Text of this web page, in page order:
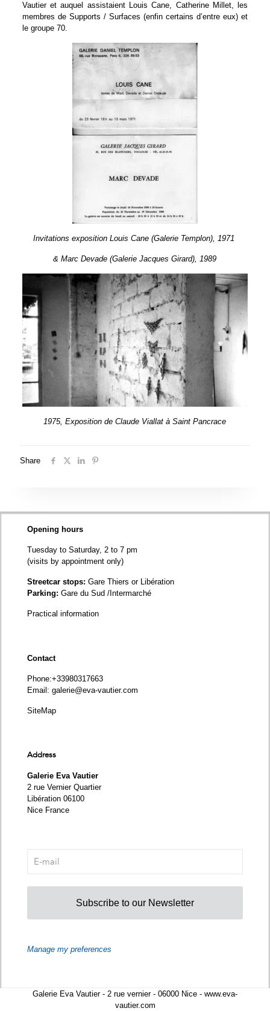
Vautier et auquel assistaient Louis Cane, Catherine Millet, les
membres de Supports / Surfaces (enfin certains d’entre eux) et
le groupe 70.
Invitations exposition Louis Cane (Galerie Templon), 1971
& Marc Devade (Galerie Jacques Girard), 1989
1975, Exposition de Claude Viallat à Saint Pancrace
Share
Opening hours
Tuesday to Saturday, 2 to 7 pm
(visits by appointment only)
Streetcar stops: Gare Thiers or Libération
Parking: Gare du Sud /Intermarché
Practical information
Contact
Phone:+33980317663
Email: galerie@eva-vautier.com
SiteMap
Address
Galerie Eva Vautier
2 rue Vernier Quartier
Libération 06100
Nice France
Subscribe to our Newsletter
Manage my preferences
Galerie Eva Vautier - 2 rue vernier - 06000 Nice - www.eva-
vautier.com